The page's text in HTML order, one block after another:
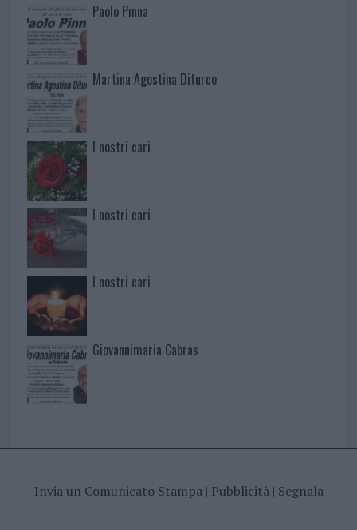
Paolo Pinna
Martina Agostina Diturco
I nostri cari
I nostri cari
I nostri cari
Giovannimaria Cabras
Invia un Comunicato Stampa| Pubblicità| Segnala